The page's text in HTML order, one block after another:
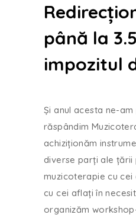
până la
impozitul
Și anul acesta ne-
răspândim
achiziționăm
diverse parți ale țării
muzicoterapie cu cei
cu cei aflați în
organizăm